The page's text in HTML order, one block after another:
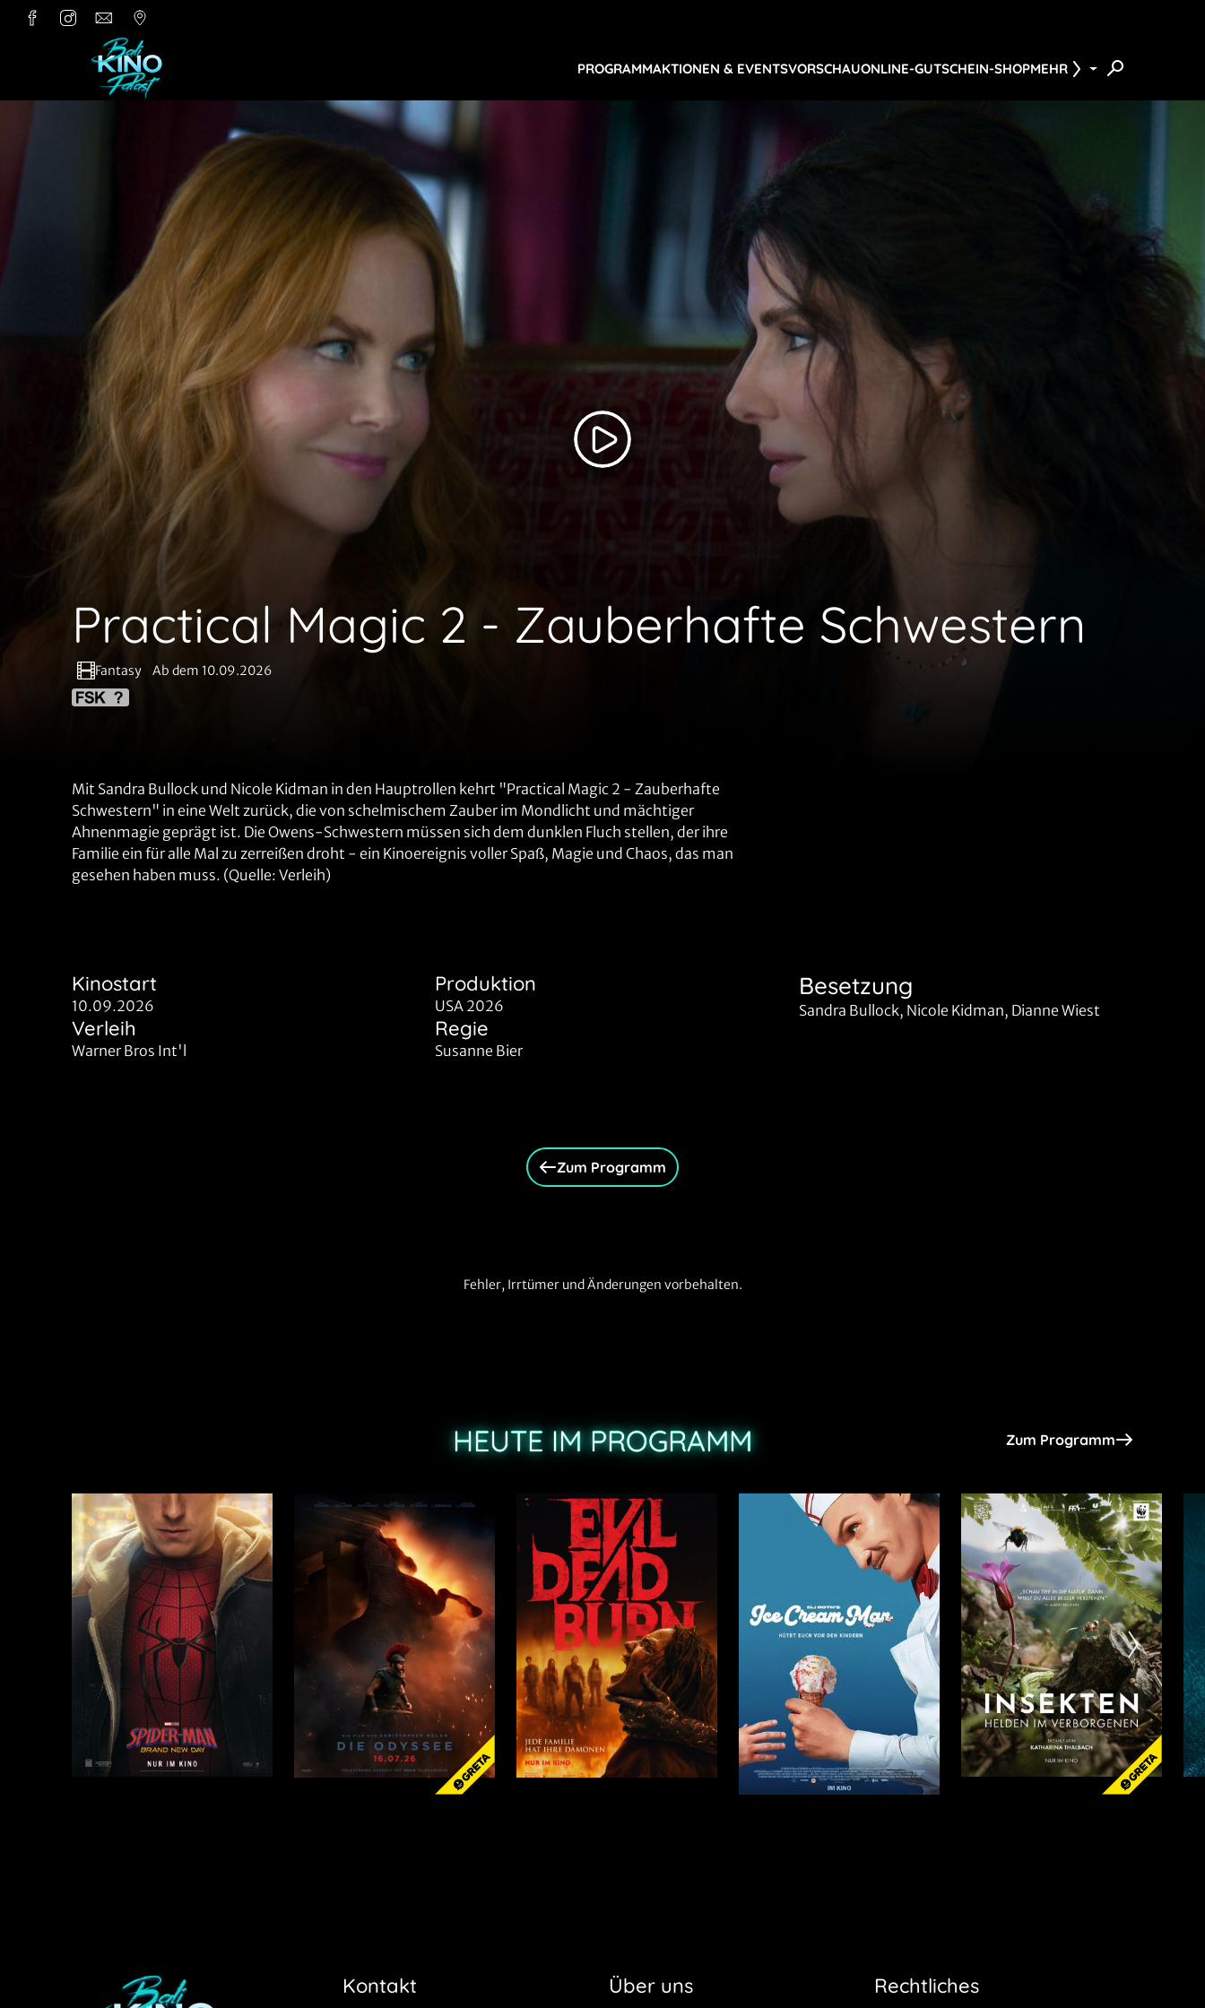
Zum Hauptinhalt springen
PROGRAMMAKTIONEN & EVENTSVORSCHAUONLINE-GUTSCHEIN-SHOPMEHR
Practical Magic 2 - Zauberhafte Schwestern
Fantasy Ab dem 10.09.2026
Mit Sandra Bullock und Nicole Kidman in den Hauptrollen kehrt "Practical Magic 2 - Zauberhafte
Schwestern" in eine Welt zurück, die von schelmischem Zauber im Mondlicht und mächtiger
Ahnenmagie geprägt ist. Die Owens-Schwestern müssen sich dem dunklen Fluch stellen, der ihre
Familie ein für alle Mal zu zerreißen droht - ein Kinoereignis voller Spaß, Magie und Chaos, das man
gesehen haben muss. (Quelle: Verleih)
Kinostart
10.09.2026
Produktion
USA 2026
Verleih
Warner Bros Int'l
Regie
Susanne Bier
Besetzung
Sandra Bullock, Nicole Kidman, Dianne Wiest
Zum Programm
Fehler, Irrtümer und Änderungen vorbehalten.
HEUTE IM PROGRAMM Zum Programm
Kontakt Über uns Rechtliches